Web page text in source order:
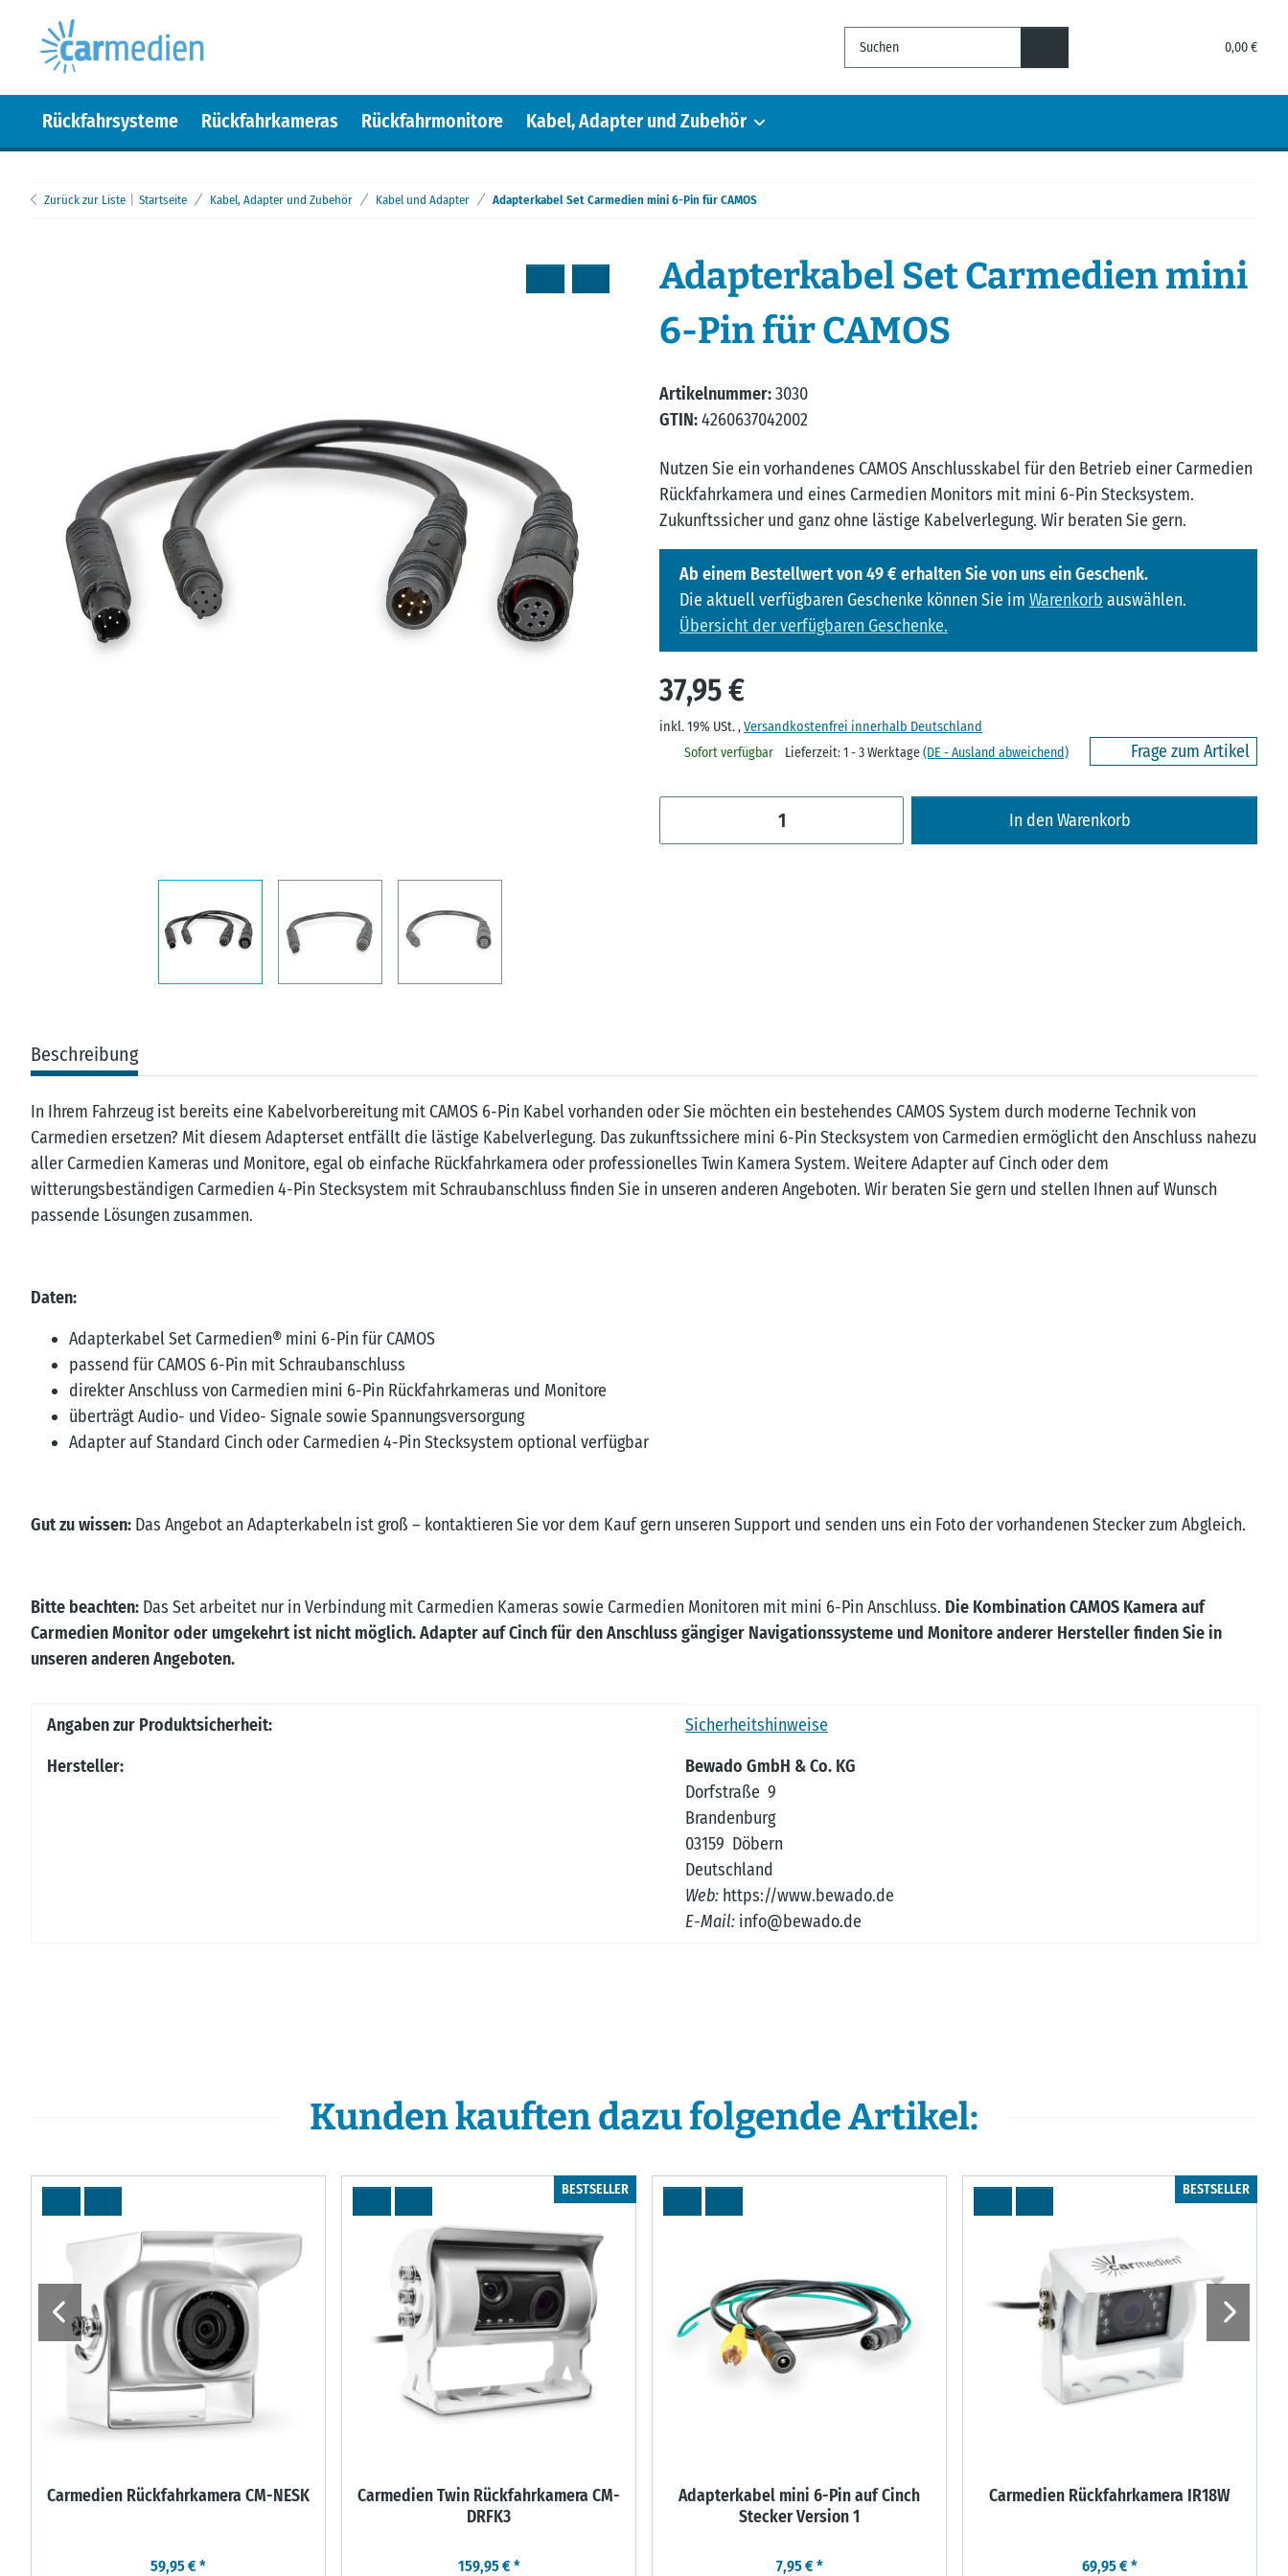
0,00 €
Rückfahrsysteme Rückfahrkameras Rückfahrmonitore Kabel, Adapter und Zubehör
Zurück zur Liste Startseite Kabel, Adapter und Zubehör Kabel und Adapter Adapterkabel Set Carmedien mini 6-Pin für CAMOS
Adapterkabel Set Carmedien mini
6-Pin für CAMOS
Artikelnummer:3030
GTIN:4260637042002
Nutzen Sie ein vorhandenes CAMOS Anschlusskabel für den Betrieb einer Carmedien
Rückfahrkamera und eines Carmedien Monitors mit mini 6-Pin Stecksystem.
Zukunftssicher und ganz ohne lästige Kabelverlegung. Wir beraten Sie gern.
Ab einem Bestellwert von 49 € erhalten Sie von uns ein Geschenk.
Die aktuell verfügbaren Geschenke können Sie im Warenkorb auswählen.
Übersicht der verfügbaren Geschenke.
37,95 €
inkl. 19% USt. ,Versandkostenfrei innerhalb Deutschland
Sofort verfügbar
Lieferzeit:1 - 3 Werktage(DE - Ausland abweichend) Frage zum Artikel
In den Warenkorb
Beschreibung
In Ihrem Fahrzeug ist bereits eine Kabelvorbereitung mit CAMOS 6-Pin Kabel vorhanden oder Sie möchten ein bestehendes CAMOS System durch moderne Technik von
Carmedien ersetzen? Mit diesem Adapterset entfällt die lästige Kabelverlegung. Das zukunftssichere mini 6-Pin Stecksystem von Carmedien ermöglicht den Anschluss nahezu
aller Carmedien Kameras und Monitore, egal ob einfache Rückfahrkamera oder professionelles Twin Kamera System. Weitere Adapter auf Cinch oder dem
witterungsbeständigen Carmedien 4-Pin Stecksystem mit Schraubanschluss finden Sie in unseren anderen Angeboten. Wir beraten Sie gern und stellen Ihnen auf Wunsch
passende Lösungen zusammen.
Daten:
Adapterkabel Set Carmedien® mini 6-Pin für CAMOS
passend für CAMOS 6-Pin mit Schraubanschluss
direkter Anschluss von Carmedien mini 6-Pin Rückfahrkameras und Monitore
überträgt Audio- und Video- Signale sowie Spannungsversorgung
Adapter auf Standard Cinch oder Carmedien 4-Pin Stecksystem optional verfügbar
Gut zu wissen: Das Angebot an Adapterkabeln ist groß – kontaktieren Sie vor dem Kauf gern unseren Support und senden uns ein Foto der vorhandenen Stecker zum Abgleich.
Bitte beachten: Das Set arbeitet nur in Verbindung mit Carmedien Kameras sowie Carmedien Monitoren mit mini 6-Pin Anschluss. Die Kombination CAMOS Kamera auf
Carmedien Monitor oder umgekehrt ist nicht möglich. Adapter auf Cinch für den Anschluss gängiger Navigationssysteme und Monitore anderer Hersteller finden Sie in
unseren anderen Angeboten.
Produkteigenschaft
Wert
Angaben zur Produktsicherheit:
Sicherheitshinweise
Hersteller:
Bewado GmbH & Co. KG
Dorfstraße 9
Brandenburg
03159 Döbern
Deutschland
Web: https://www.bewado.de
E-Mail: info@bewado.de
Kunden kauften dazu folgende Artikel:
Carmedien Rückfahrkamera CM-NESK
59,95 € *
BESTSELLER
Carmedien Twin Rückfahrkamera CM-
DRFK3
159,95 € *
Adapterkabel mini 6-Pin auf Cinch
Stecker Version 1
7,95 € *
BESTSELLER
Carmedien Rückfahrkamera IR18W
69,95 € *